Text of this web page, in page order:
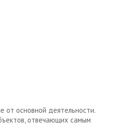
от основной деятельности.
отвечающих самым